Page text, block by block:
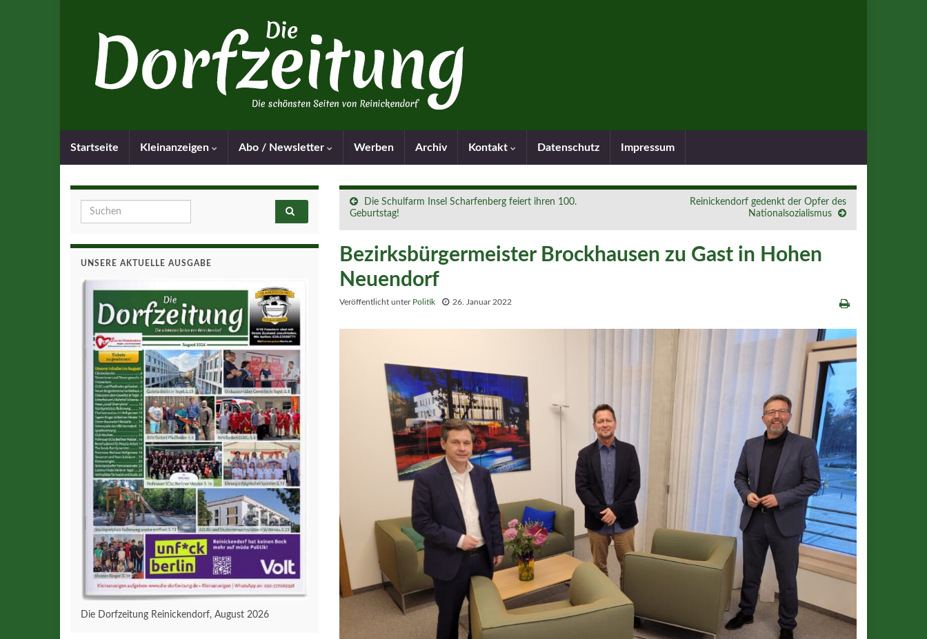
Startseite Kleinanzeigen Abo / Newsletter Werben Archiv Kontakt Datenschutz Impressum
Die Schulfarm Insel Scharfenberg feiert ihren 100.
Geburtstag!
Reinickendorf gedenkt der Opfer des
Nationalsozialismus
Bezirksbürgermeister Brockhausen zu Gast in Hohen
Neuendorf
Veröffentlicht unter Politik 26. Januar 2022
Search for:
UNSERE AKTUELLE AUSGABE
Die Dorfzeitung Reinickendorf, August 2026